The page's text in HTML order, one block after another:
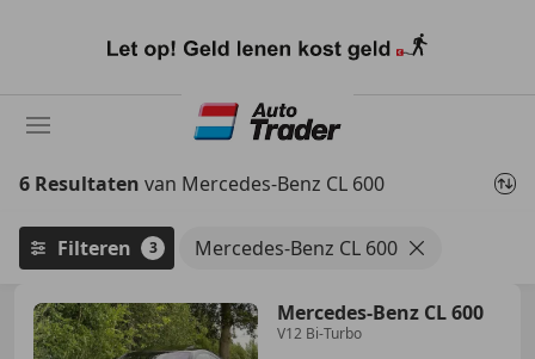
naar
6 Resultaten van Mercedes-Benz CL 600
Filteren 3 Mercedes-Benz CL 600
Mercedes-Benz CL 600
V12 Bi-Turbo